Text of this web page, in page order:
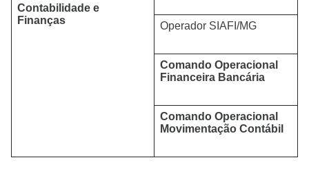
Contabilidade e
Finanças
Operador SIAFI/MG
Comando Operacional
Financeira Bancária
Comando Operacional
Movimentação Contábil